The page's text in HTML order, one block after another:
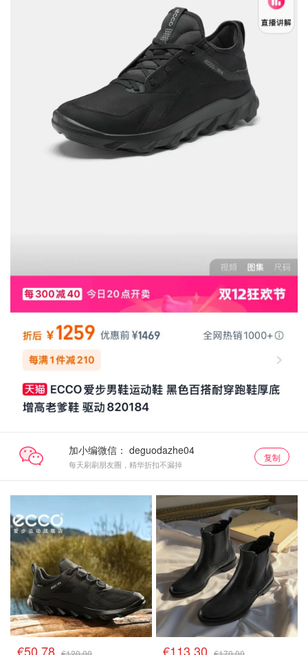
加小编微信：
每天刷刷朋友圈，精华折扣不漏掉
复制
€50.78 €113.30